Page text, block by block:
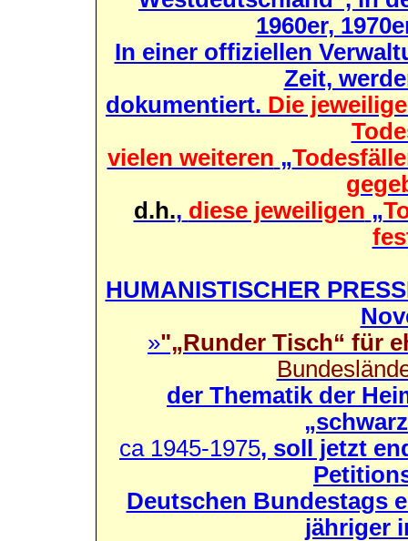
1960er,
In einer offiziellen
Zeit,
dokumentiert. Die
vielen weiteren „
d.h., diese jeweiligen „
HUMANISTISCHER
»"„Runder Tisch“ für
der Thematik der
ca 1945-1975, soll jetzt
Deutschen Bundestags
jähriger